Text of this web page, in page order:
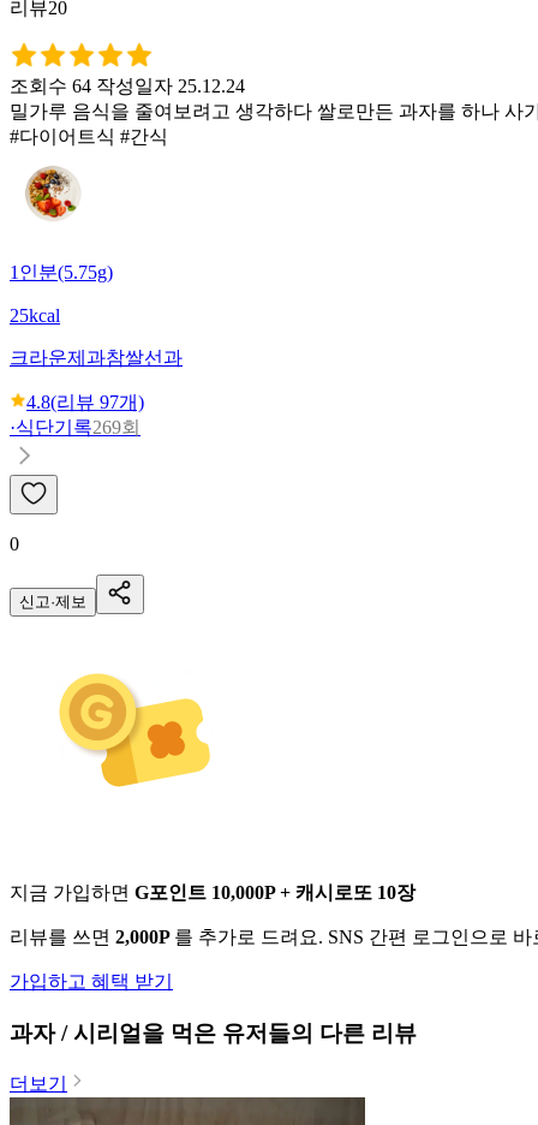
리뷰20
조회수 64 작성일자 25.12.24
밀가루 음식을 줄여보려고 생각하다 쌀로만든 과자를 하나
#다이어트식 #간식
1인분(5.75g)
25kcal
크라운제과참쌀선과
4.8(리뷰 97개)
·식단기록269회
0
신고·제보
지금 가입하면 G포인트 10,000P + 캐시로또 10장
리뷰를 쓰면 2,000P 를 추가로 드려요. SNS 간편 로그인으로
가입하고 혜택 받기
과자 / 시리얼을 먹은 유저들의 다른 리뷰
더보기